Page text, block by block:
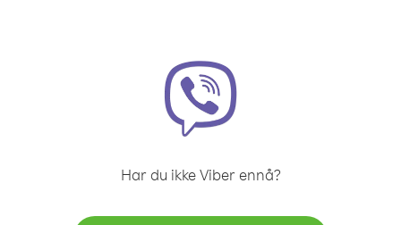
Har du ikke Viber ennå?